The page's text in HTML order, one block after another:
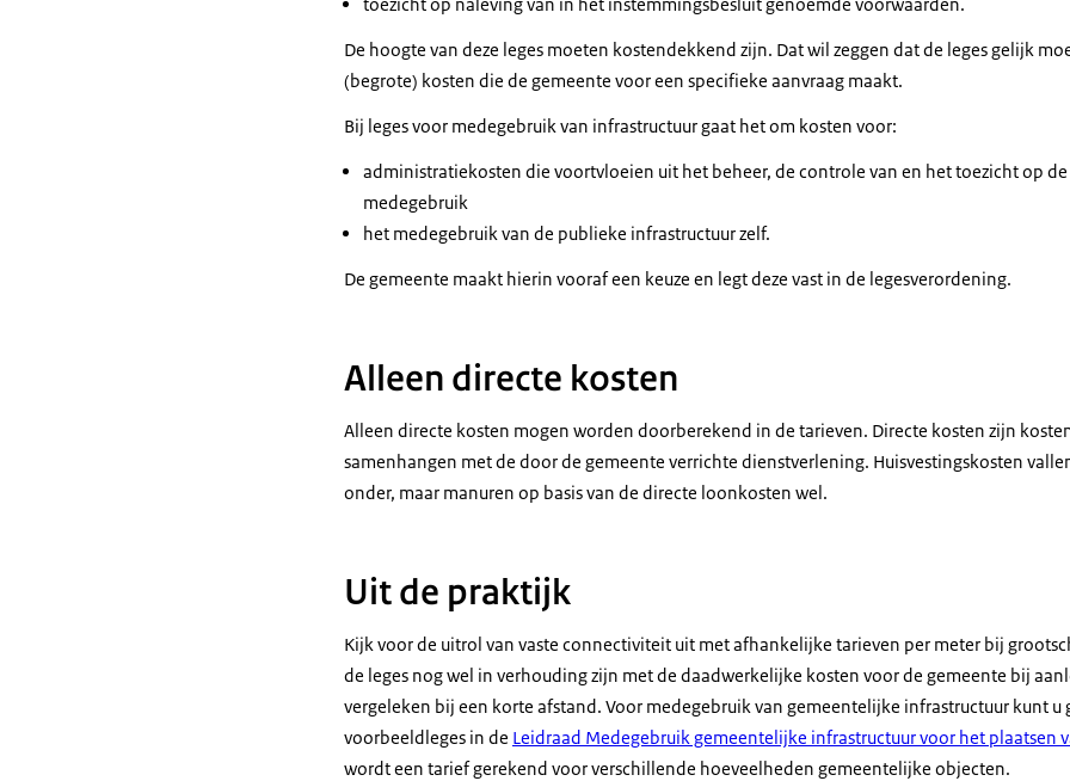
De hoogte van deze leges moeten kostendekkend zijn. Dat wil zeggen dat de leges gelijk
(begrote) kosten die de gemeente voor een specifieke aanvraag maakt.
Bij leges voor medegebruik van infrastructuur gaat het om kosten voor:
administratiekosten die voortvloeien uit het beheer, de controle van en het toezicht op
medegebruik
het medegebruik van de publieke infrastructuur zelf.
De gemeente maakt hierin vooraf een keuze en legt deze vast in de legesverordening.
Alleen directe kosten
Alleen directe kosten mogen worden doorberekend in de tarieven. Directe kosten zijn
samenhangen met de door de gemeente verrichte dienstverlening. Huisvestingskosten
onder, maar manuren op basis van de directe loonkosten wel.
Uit de praktijk
Kijk voor de uitrol van vaste connectiviteit uit met afhankelijke tarieven per meter bij
de leges nog wel in verhouding zijn met de daadwerkelijke kosten voor de gemeente bij
vergeleken bij een korte afstand. Voor medegebruik van gemeentelijke infrastructuur kunt u
voorbeeldleges in de Leidraad Medegebruik gemeentelijke infrastructuur voor het plaatsen
wordt een tarief gerekend voor verschillende hoeveelheden gemeentelijke objecten.